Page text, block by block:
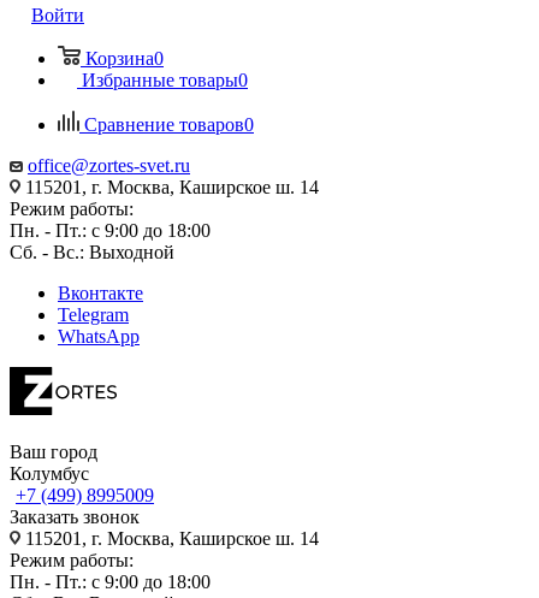
Войти
Корзина0
Избранные товары0
Сравнение товаров0
office@zortes-svet.ru
115201, г. Москва, Каширское ш. 14
Режим работы:
Пн. - Пт.: с 9:00 до 18:00
Сб. - Вс.: Выходной
Вконтакте
Telegram
WhatsApp
Ваш город
Колумбус
+7 (499) 8995009
Заказать звонок
115201, г. Москва, Каширское ш. 14
Режим работы:
Пн. - Пт.: с 9:00 до 18:00